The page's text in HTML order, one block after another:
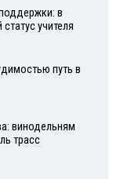
в
учителя
путь в
винодельням
трасс